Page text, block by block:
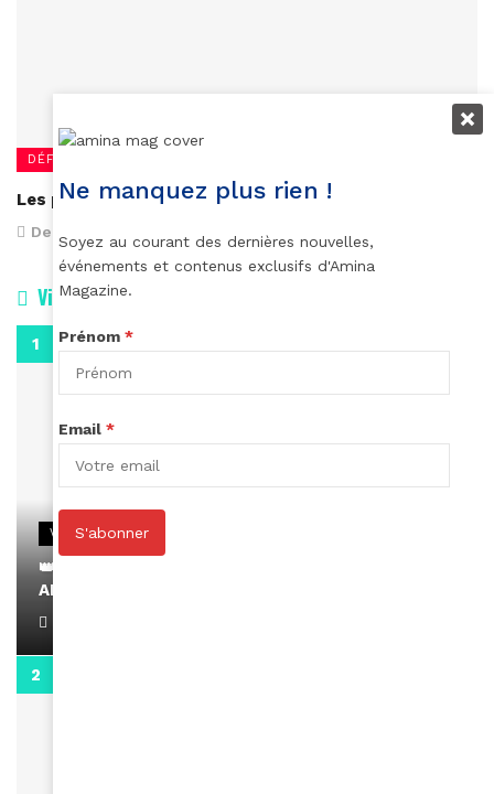
DÉFILÉS
Les plus belles pièces
December 30, 2014
Vidéos
VIDEOS
👑 Remerciements à Ayden pour son message sur
AMINA, le Magazine de la Femme
Ne manquez plus rien !
Soyez au courant des dernières nouvelles,
événements et contenus exclusifs d'Amina
Magazine.
Prénom *
Email *
S'abonner